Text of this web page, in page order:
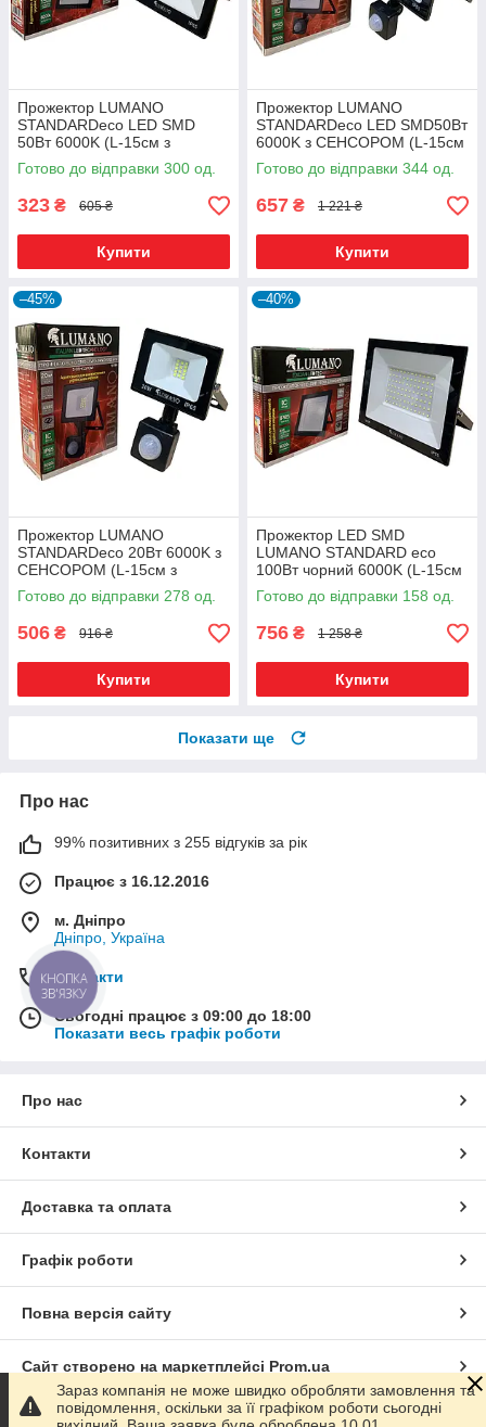
Прожектор LUMANO
STANDARDeco LED SMD
50Вт 6000K (L-15см з
радіатором) чорний
Готово до відправки 300 од.
323 ₴ 605 ₴
Купити
Прожектор LUMANO
STANDARDeco LED SMD50Вт
6000K з СЕНСОРОМ (L-15см
з радіатором) чорний
Готово до відправки 344 од.
657 ₴ 1 221 ₴
Купити
–45%
Прожектор LUMANO
STANDARDeco 20Вт 6000K з
СЕНСОРОМ (L-15см з
радіатором)
Готово до відправки 278 од.
506 ₴ 916 ₴
Купити
–40%
Прожектор LED SMD
LUMANO STANDARD eco
100Вт чорний 6000K (L-15см
з радіатором)
Готово до відправки 158 од.
756 ₴ 1 258 ₴
Купити
Показати ще
Про нас
99% позитивних з 255 відгуків за рік
Працює з 16.12.2016
м. Дніпро
Дніпро, Україна
Контакти
Сьогодні працює з 09:00 до 18:00
Показати весь графік роботи
Про нас
Контакти
Доставка та оплата
Графік роботи
Повна версія сайту
Сайт створено на маркетплейсі Prom.ua
Політика конфіденційності
Зараз компанія не може швидко обробляти замовлення та
повідомлення, оскільки за її графіком роботи сьогодні
КНОПКА
ЗВ'ЯЗКУ